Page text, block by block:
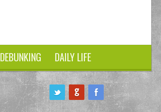
DEBUNKING DAILY LIFE